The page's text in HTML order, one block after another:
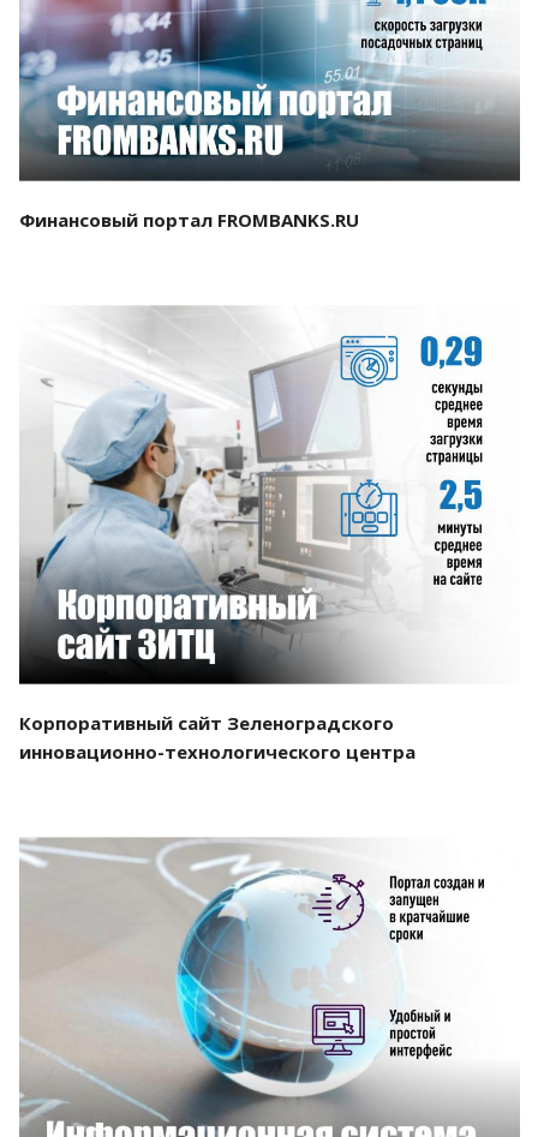
Смотреть проект
Финансовый портал FROMBANKS.RU
Смотреть проект
Корпоративный сайт Зеленоградского
инновационно-технологического центра
Смотреть проект